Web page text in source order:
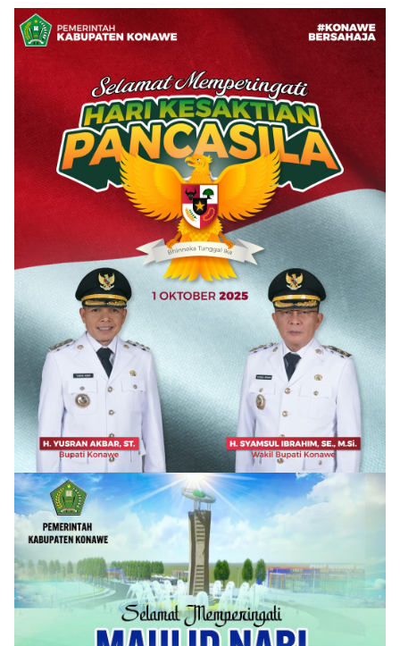
Tampilkan
Sinergitas dan
Semarak
Kebangsaan
Sekwan
Tekankan Makna
Kemerdekaan
Konawe dan
Dinsos Bersatu
Tangani ODGJ